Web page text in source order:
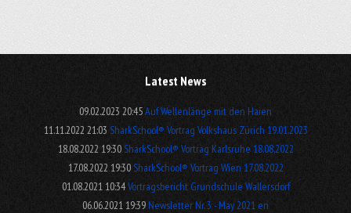
Latest News
09.02.2023 20:45Auf Wellenlänge mit den Haien
11.11.2022 21:03 SharkSchool® Vortrag Volkshaus Zürich 19.01.2023
18.08.2022 19:30 SharkSchool® Vortrag Karlsruhe 18.08.2022
17.08.2022 19:30 SharkSchool® Vortrag Wien 17.08.2022
01.08.2021 10:34Vortragsbericht Grundschule Wallersdorf
06.06.2021 19:39 Newsletter Nr. 3 - May 2021 en